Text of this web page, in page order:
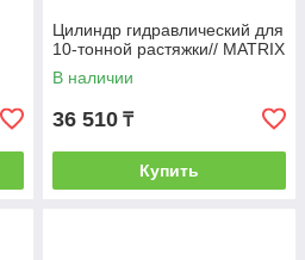
Цилиндр гидравлический для
10-тонной растяжки// MATRIX
В наличии
36 510 ₸
Купить